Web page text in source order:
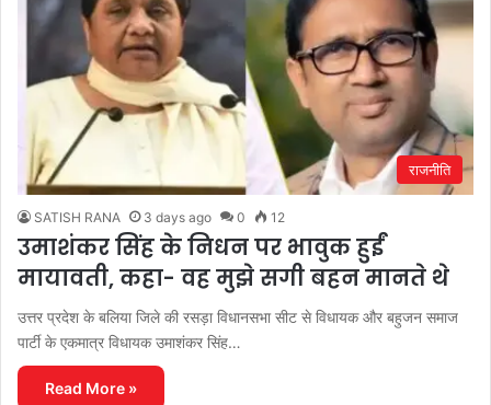
राजनीति
SATISH RANA 3 days ago 0 12
उमाशंकर सिंह के निधन पर भावुक हुईं
मायावती, कहा- वह मुझे सगी बहन मानते थे
उत्तर प्रदेश के बलिया जिले की रसड़ा विधानसभा सीट से विधायक और बहुजन समाज
पार्टी के एकमात्र विधायक उमाशंकर सिंह…
Read More »